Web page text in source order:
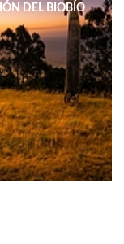
DEL BIOBÍO